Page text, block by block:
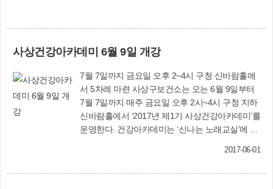
사상건강아카데미 6월 9일 개강
7월 7일까지 금요일 오후 2~4시 구청 신바람홀에
서 5차례 마련 사상구보건소는 오는 6월 9일부터
7월 7일까지 매주 금요일 오후 2시~4시 구청 지하
신바람홀에서 ‘2017년 제1기 사상건강아카데미’를
운영한다. 건강아카데미는 ‘신나는 노래교실’에 이
2017-06-01